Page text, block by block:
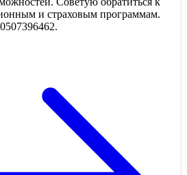
и страховым программам.